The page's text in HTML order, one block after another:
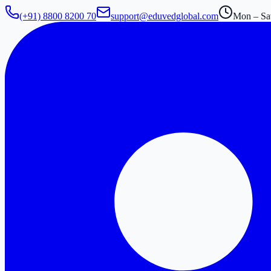
(+91) 8800 8200 70 support@eduvedglobal.com Mon –